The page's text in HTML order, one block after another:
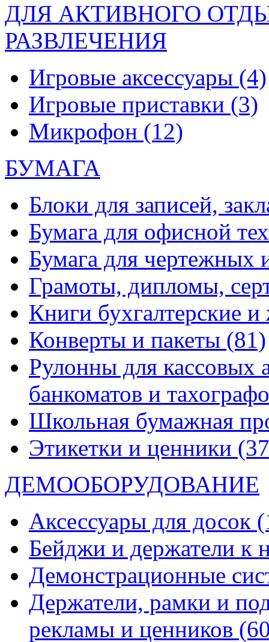
ДЛЯ АКТИВНОГО
РАЗВЛЕЧЕНИЯ
Игровые аксессуары (4)
Игровые приставки (3)
Микрофон (12)
БУМАГА
Блоки для записей,
Бумага для офисной
Бумага для чертежных
Грамоты, дипломы,
Книги бухгалтерские
Конверты и пакеты (81)
Рулонны для кассовых
банкоматов и
Школьная бумажная
Этикетки и ценники
ДЕМООБОРУДОВАНИЕ
Аксессуары для досок
Бейджи и держатели к
Демонстрационные
Держатели, рамки и
рекламы и ценников